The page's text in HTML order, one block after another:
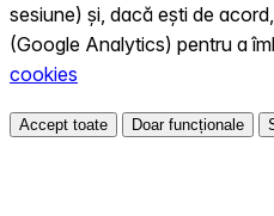
sesiune) și, dacă ești de
(Google Analytics) pentru a
cookies
Accept toate Doar funcționale